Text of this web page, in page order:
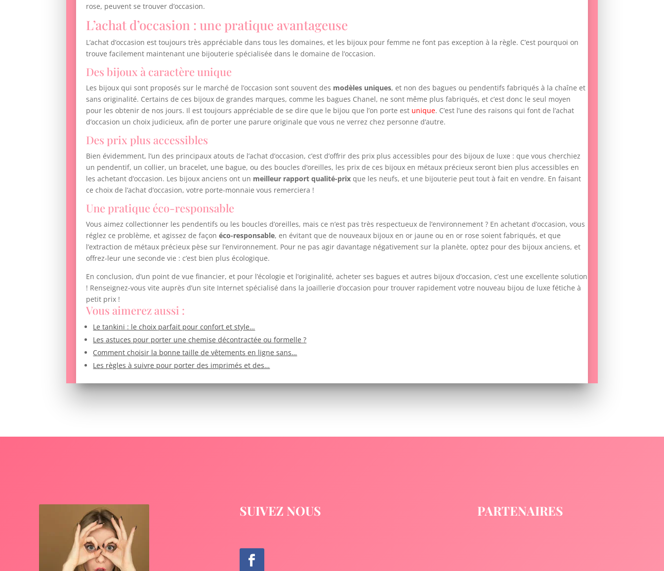
rose, peuvent se trouver d’occasion.
L’achat d’occasion : une pratique avantageuse
L’achat d’occasion est toujours très appréciable dans tous les domaines, et les bijoux pour femme ne font pas exception à la règle. C’est pourquoi on
trouve facilement maintenant une bijouterie spécialisée dans le domaine de l’occasion.
Des bijoux à caractère unique
Les bijoux qui sont proposés sur le marché de l’occasion sont souvent des modèles uniques, et non des bagues ou pendentifs fabriqués à la chaîne et
sans originalité. Certains de ces bijoux de grandes marques, comme les bagues Chanel, ne sont même plus fabriqués, et c’est donc le seul moyen
pour les obtenir de nos jours. Il est toujours appréciable de se dire que le bijou que l’on porte est unique. C’est l’une des raisons qui font de l’achat
d’occasion un choix judicieux, afin de porter une parure originale que vous ne verrez chez personne d’autre.
Des prix plus accessibles
Bien évidemment, l’un des principaux atouts de l’achat d’occasion, c’est d’offrir des prix plus accessibles pour des bijoux de luxe : que vous cherchiez
un pendentif, un collier, un bracelet, une bague, ou des boucles d’oreilles, les prix de ces bijoux en métaux précieux seront bien plus accessibles en
les achetant d’occasion. Les bijoux anciens ont un meilleur rapport qualité-prix que les neufs, et une bijouterie peut tout à fait en vendre. En faisant
ce choix de l’achat d’occasion, votre porte-monnaie vous remerciera !
Une pratique éco-responsable
Vous aimez collectionner les pendentifs ou les boucles d’oreilles, mais ce n’est pas très respectueux de l’environnement ? En achetant d’occasion, vous
réglez ce problème, et agissez de façonéco-responsable, en évitant que de nouveaux bijoux en or jaune ou en or rose soient fabriqués, et que
l’extraction de métaux précieux pèse sur l’environnement. Pour ne pas agir davantage négativement sur la planète, optez pour des bijoux anciens, et
offrez-leur une seconde vie : c’est bien plus écologique.
En conclusion, d’un point de vue financier, et pour l’écologie et l’originalité, acheter ses bagues et autres bijoux d’occasion, c’est une excellente solution
! Renseignez-vous vite auprès d’un site Internet spécialisé dans la joaillerie d’occasion pour trouver rapidement votre nouveau bijou de luxe fétiche à
petit prix !
Vous aimerez aussi :
Le tankini : le choix parfait pour confort et style…
Les astuces pour porter une chemise décontractée ou formelle ?
Comment choisir la bonne taille de vêtements en ligne sans…
Les règles à suivre pour porter des imprimés et des…
SUIVEZ NOUS PARTENAIRES